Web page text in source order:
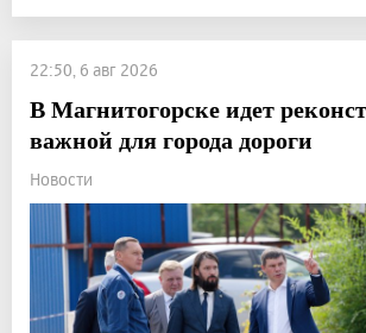
22:50, 6 авг 2026
В Магнитогорске идет
важной для города дороги
Новости